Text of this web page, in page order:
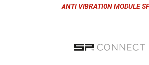
ANTI VIBRATION MODULE